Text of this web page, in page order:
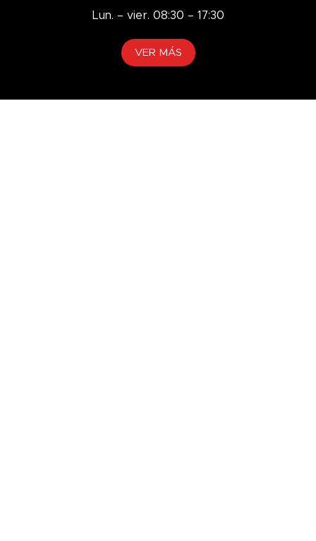
Lun. – vier. 08:30 – 17:30
VER MÁS